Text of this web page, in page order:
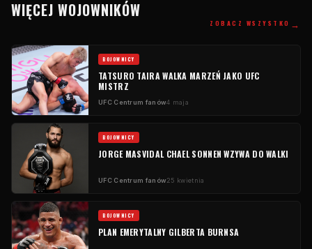
WIĘCEJ WOJOWNIKÓW
ZOBACZ WSZYSTKO →
BOJOWNICY
TATSURO TAIRA WALKA MARZEŃ JAKO UFC
MISTRZ
UFCCentrum fanów4 maja
BOJOWNICY
JORGE MASVIDAL CHAEL SONNEN WZYWA DO WALKI
UFCCentrum fanów25 kwietnia
BOJOWNICY
PLAN EMERYTALNY GILBERTA BURNSA